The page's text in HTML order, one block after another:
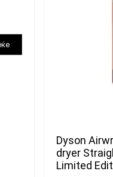
Dyson
dryer
Limited